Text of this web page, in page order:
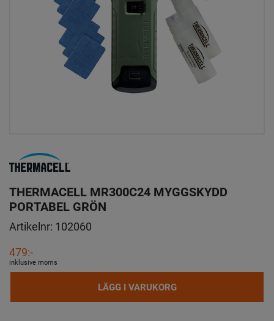
THERMACELL MR300C24 MYGGSKYDD
PORTABEL GRÖN
Artikelnr: 102060
479:-
inklusive moms
LÄGG I VARUKORG